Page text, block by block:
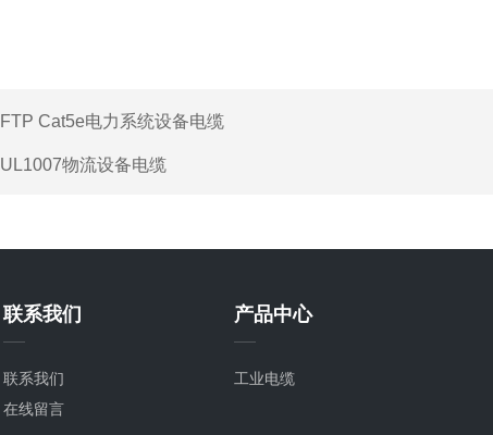
FTP Cat5e电力系统设备电缆
UL1007物流设备电缆
联系我们
联系我们
在线留言
产品中心
工业电缆